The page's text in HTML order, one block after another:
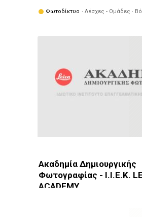
Φωτοδίκτυο · Λέσχες - Ομάδες ·
Ακαδημία Δημιουργικής
Φωτογραφίας - Ι.Ι.Ε.Κ.
ACADEMY